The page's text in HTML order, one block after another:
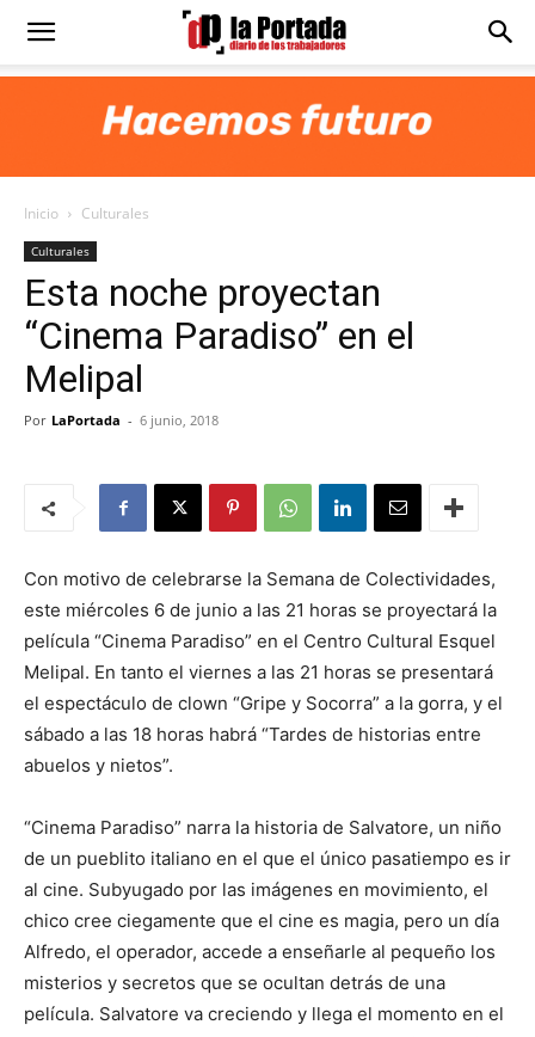
Diario
Portada
Inicio Culturales
Culturales
Esta noche proyectan
“Cinema Paradiso” en el
Melipal
Por LaPortada - 6 junio, 2018
Con motivo de celebrarse la Semana de Colectividades,
este miércoles 6 de junio a las 21 horas se proyectará la
película “Cinema Paradiso” en el Centro Cultural Esquel
Melipal. En tanto el viernes a las 21 horas se presentará
el espectáculo de clown “Gripe y Socorra” a la gorra, y el
sábado a las 18 horas habrá “Tardes de historias entre
abuelos y nietos”.
“Cinema Paradiso” narra la historia de Salvatore, un niño
de un pueblito italiano en el que el único pasatiempo es ir
al cine. Subyugado por las imágenes en movimiento, el
chico cree ciegamente que el cine es magia, pero un día
Alfredo, el operador, accede a enseñarle al pequeño los
misterios y secretos que se ocultan detrás de una
película. Salvatore va creciendo y llega el momento en el